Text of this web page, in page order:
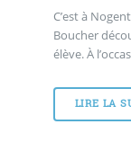
C’est à
Boucher
élève. À
LIRE LA